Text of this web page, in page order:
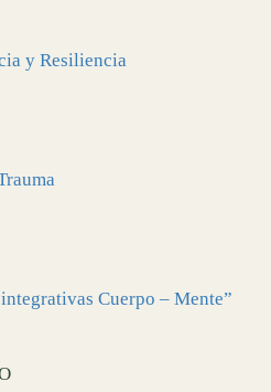
y Resiliencia
Cuerpo – Mente”